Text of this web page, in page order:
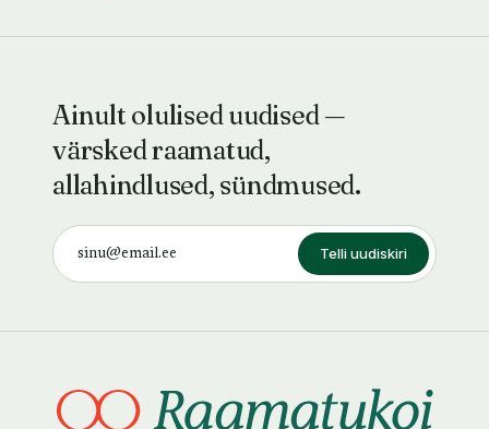
Ainult olulised uudised —
värsked raamatud,
allahindlused, sündmused.
Telli uudiskiri